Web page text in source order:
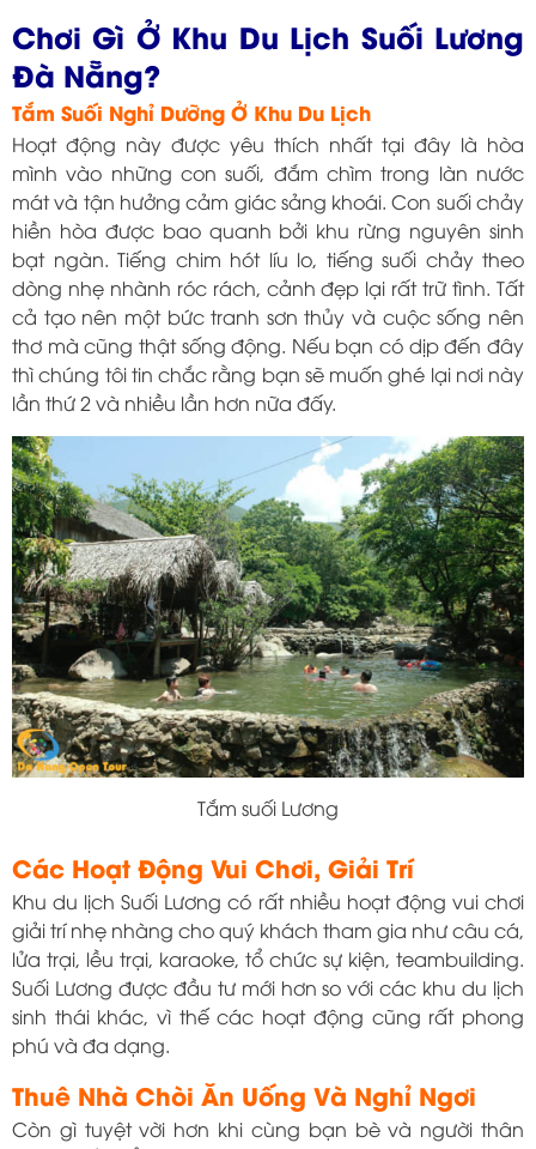
Chơi Gì Ở Khu Du Lịch Suối Lương
Đà Nẵng?
Tắm Suối Nghỉ Dưỡng Ở Khu Du Lịch
Hoạt động này được yêu thích nhất tại đây là hòa
mình vào những con suối, đắm chìm trong làn nước
mát và tận hưởng cảm giác sảng khoái. Con suối chảy
hiền hòa được bao quanh bởi khu rừng nguyên sinh
bạt ngàn. Tiếng chim hót líu lo, tiếng suối chảy theo
dòng nhẹ nhành róc rách, cảnh đẹp lại rất trữ tình. Tất
cả tạo nên một bức tranh sơn thủy và cuộc sống nên
thơ mà cũng thật sống động. Nếu bạn có dịp đến đây
thì chúng tôi tin chắc rằng bạn sẽ muốn ghé lại nơi này
lần thứ 2 và nhiều lần hơn nữa đấy.
Tắm suối Lương
Các Hoạt Động Vui Chơi, Giải Trí
Khu du lịch Suối Lương có rất nhiều hoạt động vui chơi
giải trí nhẹ nhàng cho quý khách tham gia như câu cá,
lửa trại, lều trại, karaoke, tổ chức sự kiện, teambuilding.
Suối Lương được đầu tư mới hơn so với các khu du lịch
sinh thái khác, vì thế các hoạt động cũng rất phong
phú và đa dạng.
Thuê Nhà Chòi Ăn Uống Và Nghỉ Ngơi
Còn gì tuyệt vời hơn khi cùng bạn bè và người thân